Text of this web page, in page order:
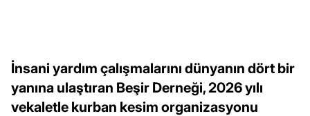
İnsani yardım çalışmalarını dünyanın dört bir
yanına ulaştıran Beşir Derneği, 2026 yılı
vekaletle kurban kesim organizasyonu